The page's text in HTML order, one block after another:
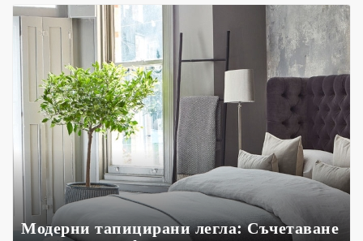
Модерни тапицирани легла: Съчетаване